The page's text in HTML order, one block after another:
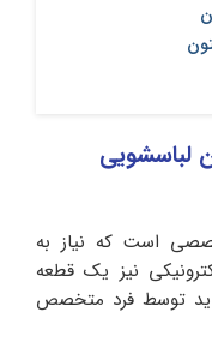
لباسشویی
است که نیاز به
نیز یک قطعه
توسط فرد متخصص